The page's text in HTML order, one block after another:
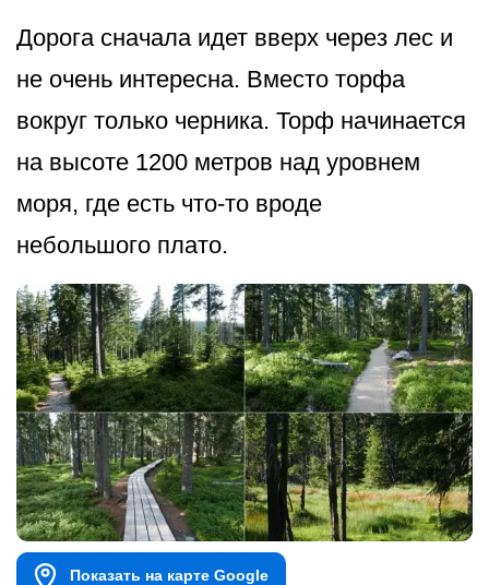
Дорога сначала идет вверх через лес и
не очень интересна. Вместо торфа
вокруг только черника. Торф начинается
на высоте 1200 метров над уровнем
моря, где есть что-то вроде
небольшого плато.
Показать на карте Google